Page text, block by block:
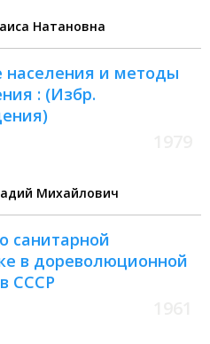
Натановна
населения и методы
: (Избр.
Михайлович
санитарной
в дореволюционной
СССР